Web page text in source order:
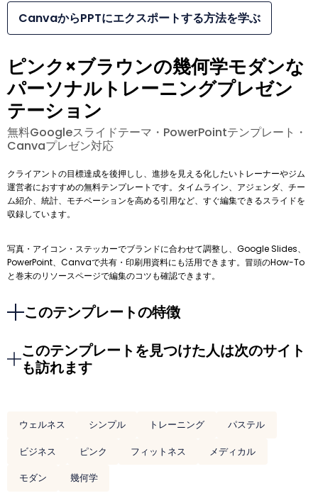
CanvaからPPTにエクスポートする方法を学ぶ
ピンク×ブラウンの幾何学モダンな
パーソナルトレーニングプレゼン
テーション
無料Googleスライドテーマ・PowerPointテンプレート・
Canvaプレゼン対応
クライアントの目標達成を後押しし、進捗を見える化したいトレーナーやジム
運営者におすすめの無料テンプレートです。タイムライン、アジェンダ、チー
ム紹介、統計、モチベーションを高める引用など、すぐ編集できるスライドを
収録しています。
写真・アイコン・ステッカーでブランドに合わせて調整し、Google Slides、
PowerPoint、Canvaで共有・印刷用資料にも活用できます。冒頭のHow-To
と巻末のリソースページで編集のコツも確認できます。
このテンプレートの特徴
このテンプレートを見つけた人は次のサイト
も訪れます
ウェルネス シンプル トレーニング
パステル
ビジネス
ピンク フィットネス
メディカル
モダン
幾何学